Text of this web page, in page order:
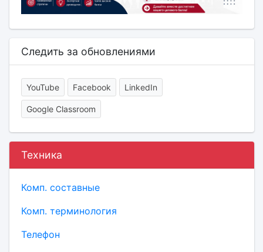
Следить за обновлениями
YouTube Facebook LinkedIn
Google Classroom
Техника
Комп. составные
Комп. терминология
Телефон